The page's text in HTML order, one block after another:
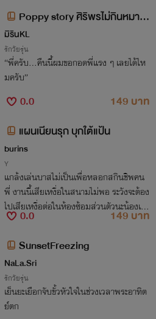
Poppy story ศิริพรไม่กินหมา (เ
ด็ก)
มิรินKL
รักวัยรุ่น
“พี่ครับ...คืนนี้ผมขอกอดพี่แรง ๆ เลยได้ไห
มครับ”
0.0
149 บาท
แผนเนียนรุก บุกใต้แป้น
burins
Y
แกล้งเล่นบาสไม่เป็นเพื่อหลอกสกินชิพคน
พี่ งานนี้เสียเหงื่อในสนามไม่พอ ระวังจะต้อง
ไปเสียเหงื่อต่อในห้องซ้อมส่วนตัวนะน้องเจย
0.0
149 บาท
SunsetFreezing
NaLa.Sri
รักวัยรุ่น
เย็นยะเยือกจับขั้วหัวใจในช่วงเวลาพระอาทิต
ย์ตก